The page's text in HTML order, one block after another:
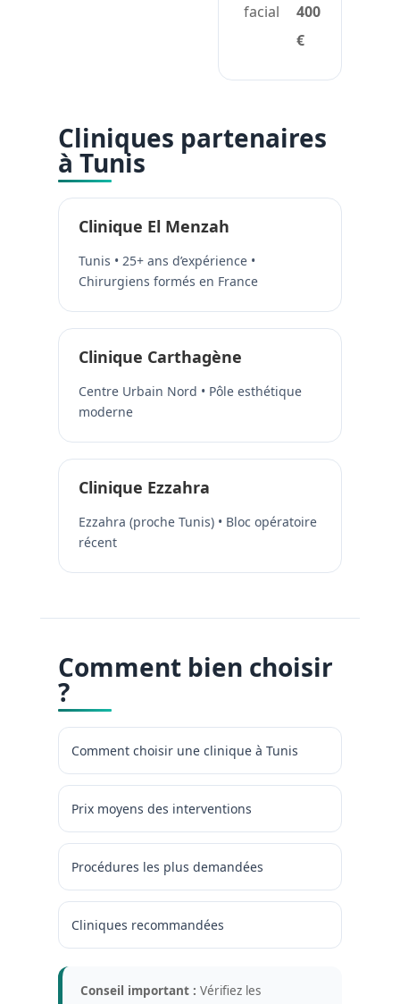
facial
400
€
Cliniques partenaires
à Tunis
Clinique El Menzah
Tunis • 25+ ans d’expérience •
Chirurgiens formés en France
Clinique Carthagène
Centre Urbain Nord • Pôle esthétique
moderne
Clinique Ezzahra
Ezzahra (proche Tunis) • Bloc opératoire
récent
Comment bien choisir
?
Comment choisir une clinique à Tunis
Prix moyens des interventions
Procédures les plus demandées
Cliniques recommandées
Conseil important : Vérifiez les